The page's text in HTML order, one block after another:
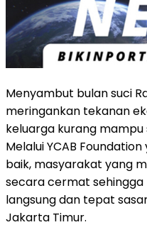
Menyambut bulan suci
meringankan tekanan
keluarga kurang
Melalui YCAB
baik, masyarakat yang
secara cermat
langsung dan tepat
Jakarta Timur.